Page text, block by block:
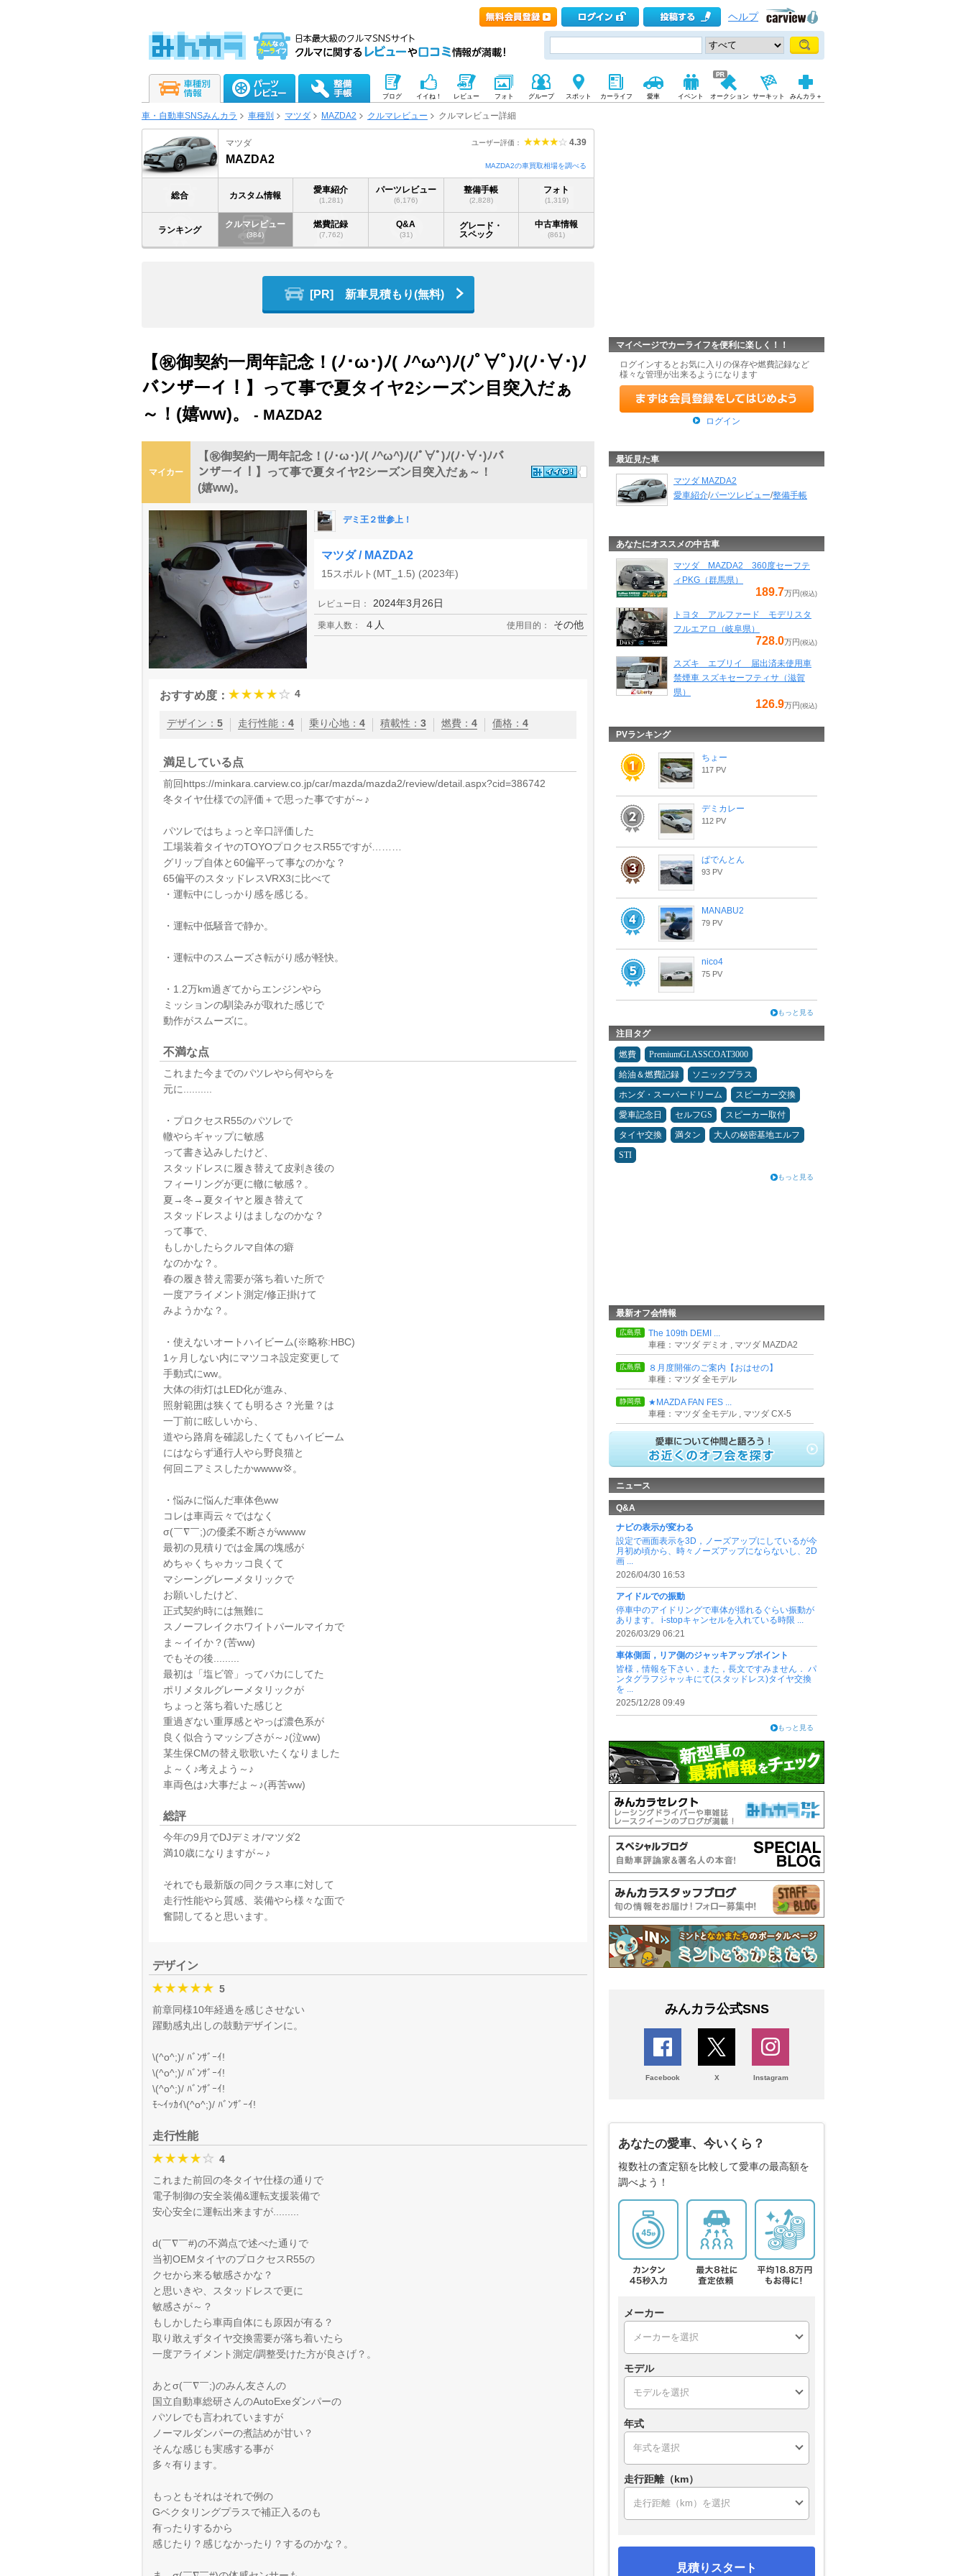
ヘルプ
ブログ イイね！ レビュー フォト グループ スポット カーライフ 愛車 イベント オークション サーキット みんカラ＋
車・自動車SNSみんカラ 車種別 マツダ MAZDA2 クルマレビュー クルマレビュー詳細
ユーザー評価： 4.39
マツダ
MAZDA2
MAZDA2の車買取相場を調べる
総合 カスタム情報
愛車紹介
(1,281)
パーツレビュー
(6,176)
整備手帳
(2,828)
フォト
(1,319)
ランキング
クルマレビュー
(384)
燃費記録
(7,762)
Q&A
(31)
グレード・
スペック
中古車情報
(861)
[PR] 新車見積もり(無料)
【㊗️御契約一周年記念！(ﾉ･ω･)ﾉ( ﾉ^ω^)ﾉ(ﾉﾟ∀ﾟ)ﾉ(ﾉ･∀･)ﾉ
バンザーイ！】って事で夏タイヤ2シーズン目突入だぁ
～！(嬉ww)。
- MAZDA2
マイカー
【㊗️御契約一周年記念！(ﾉ･ω･)ﾉ( ﾉ^ω^)ﾉ(ﾉﾟ∀ﾟ)ﾉ(ﾉ･∀･)ﾉバ
ンザーイ！】って事で夏タイヤ2シーズン目突入だぁ～！
(嬉ww)。
デミ王２世参上！
マツダ / MAZDA2
15スポルト(MT_1.5) (2023年)
レビュー日： 2024年3月26日
乗車人数： ４人 使用目的： その他
おすすめ度： 4
デザイン ： 5 走行性能 ： 4 乗り心地 ： 4 積載性 ： 3 燃費 ： 4 価格 ： 4
満足している点
前回https://minkara.carview.co.jp/car/mazda/mazda2/review/detail.aspx?cid=386742
冬タイヤ仕様での評価＋で思った事ですが～♪
パツレではちょっと辛口評価した
工場装着タイヤのTOYOプロクセスR55ですが………
グリップ自体と60偏平って事なのかな？
65偏平のスタッドレスVRX3に比べて
・運転中にしっかり感を感じる。
・運転中低騒音で静か。
・運転中のスムーズさ転がり感が軽快。
・1.2万km過ぎてからエンジンやら
ミッションの馴染みが取れた感じで
動作がスムーズに。
不満な点
これまた今までのパツレやら何やらを
元に..........
・プロクセスR55のパツレで
轍やらギャップに敏感
って書き込みしたけど、
スタッドレスに履き替えて皮剥き後の
フィーリングが更に轍に敏感？。
夏→冬→夏タイヤと履き替えて
スタッドレスよりはましなのかな？
って事で、
もしかしたらクルマ自体の癖
なのかな？。
春の履き替え需要が落ち着いた所で
一度アライメント測定/修正掛けて
みようかな？。
・使えないオートハイビーム(※略称:HBC)
1ヶ月しない内にマツコネ設定変更して
手動式にww。
大体の街灯はLED化が進み、
照射範囲は狭くても明るさ？光量？は
一丁前に眩しいから、
道やら路肩を確認したくてもハイビーム
にはならず通行人やら野良猫と
何回ニアミスしたかwwww💢。
・悩みに悩んだ車体色ww
コレは車両云々ではなく
σ(￣∇￣;)の優柔不断さがwwww
最初の見積りでは金属の塊感が
めちゃくちゃカッコ良くて
マシーングレーメタリックで
お願いしたけど、
正式契約時には無難に
スノーフレイクホワイトパールマイカで
ま～イイか？(苦ww)
でもその後.........
最初は「塩ビ管」ってバカにしてた
ポリメタルグレーメタリックが
ちょっと落ち着いた感じと
重過ぎない重厚感とやっぱ濃色系が
良く似合うマッシブさが～♪(泣ww)
某生保CMの替え歌歌いたくなりました
よ～く♪考えよう～♪
車両色は♪大事だよ～♪(再苦ww)
総評
今年の9月でDJデミオ/マツダ2
満10歳になりますが～♪
それでも最新版の同クラス車に対して
走行性能やら質感、装備やら様々な面で
奮闘してると思います。
デザイン
5
前章同様10年経過を感じさせない
躍動感丸出しの鼓動デザインに。
\(^o^;)/ ﾊﾞﾝｻﾞｰｲ!
\(^o^;)/ ﾊﾞﾝｻﾞｰｲ!
\(^o^;)/ ﾊﾞﾝｻﾞｰｲ!
ﾓ~ｲｯｶｲ\(^o^;)/ ﾊﾞﾝｻﾞｰｲ!
走行性能
4
これまた前回の冬タイヤ仕様の通りで
電子制御の安全装備&運転支援装備で
安心安全に運転出来ますが.........
d(￣∇￣#)の不満点で述べた通りで
当初OEMタイヤのプロクセスR55の
クセから来る敏感さかな？
と思いきや、スタッドレスで更に
敏感さが～？
もしかしたら車両自体にも原因が有る？
取り敢えずタイヤ交換需要が落ち着いたら
一度アライメント測定/調整受けた方が良さげ？。
あとσ(￣∇￣;)のみん友さんの
国立自動車総研さんのAutoExeダンパーの
パツレでも言われていますが
ノーマルダンパーの煮詰めが甘い？
そんな感じも実感する事が
多々有ります。
もっともそれはそれで例の
Gベクタリングプラスで補正入るのも
有ったりするから
感じたり？感じなかったり？するのかな？。
マイページでカーライフを便利に楽しく！！
ログインするとお気に入りの保存や燃費記録など
様々な管理が出来るようになります
ログイン
最近見た車
マツダ MAZDA2
愛車紹介/パーツレビュー/整備手帳
あなたにオススメの中古車
マツダ MAZDA2 360度セーフテ
ィPKG（群馬県）
189.7万円 (税込)
トヨタ アルファード モデリスタ
フルエアロ（岐阜県）
728.0万円 (税込)
スズキ エブリイ 届出済未使用車
禁煙車 スズキセーフティサ（滋賀
県）
126.9万円 (税込)
PVランキング
ちょー
117 PV
デミカレー
112 PV
ぱでんとん
93 PV
MANABU2
79 PV
nico4
75 PV
もっと見る
注目タグ
燃費
PremiumGLASSCOAT3000
給油＆燃費記録
ソニックプラス
ホンダ・スーパードリーム
スピーカー交換
愛車記念日
セルフGS
スピーカー取付
タイヤ交換
満タン
大人の秘密基地エルフ
STI
もっと見る
最新オフ会情報
広島県
The 109th DEMI ...
車種：マツダ デミオ , マツダ MAZDA2
広島県
８月度開催のご案内【おはせの】
車種：マツダ 全モデル
静岡県
★MAZDA FAN FES ...
車種：マツダ 全モデル , マツダ CX-5
ニュース
Q&A
ナビの表示が変わる
設定で画面表示を3D，ノーズアップにしているが今
月初め頃から、時々ノーズアップにならないし、2D
画 ...
2026/04/30 16:53
アイドルでの振動
停車中のアイドリングで車体が揺れるぐらい振動が
あります。 i-stopキャンセルを入れている時限 ...
2026/03/29 06:21
車体側面，リア側のジャッキアップポイント
皆様，情報を下さい．また，長文ですみません． パ
ンタグラフジャッキにて(スタッドレス)タイヤ交換
を ...
2025/12/28 09:49
もっと見る
みんカラ公式SNS
Facebook X Instagram
あなたの愛車、今いくら？
複数社の査定額を比較して愛車の最高額を
調べよう！
メーカー
モデル
年式
走行距離（km）
見積りスタート